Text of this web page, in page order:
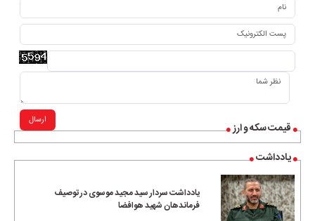
قیمت سکه و ارز
یادداشت
یادداشت سردار سید مجید موسوی در توصیف
فرماندهان شهید هوافضا
ارسال